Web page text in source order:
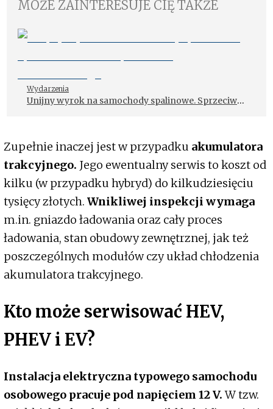
MOŻE ZAINTERESUJE CIĘ TAKŻE
Wydarzenia
Unijny wyrok na samochody spalinowe. Sprzeciw
Zupełnie inaczej jest w przypadku akumulatora
trakcyjnego. Jego ewentualny serwis to koszt od
kilku (w przypadku hybryd) do kilkudziesięciu
tysięcy złotych. Wnikliwej inspekcji wymaga
m.in. gniazdo ładowania oraz cały proces
ładowania, stan obudowy zewnętrznej, jak też
poszczególnych modułów czy układ chłodzenia
akumulatora trakcyjnego.
Kto może serwisować HEV,
PHEV i EV?
Instalacja elektryczna typowego samochodu
osobowego pracuje pod napięciem 12 V.W tzw.